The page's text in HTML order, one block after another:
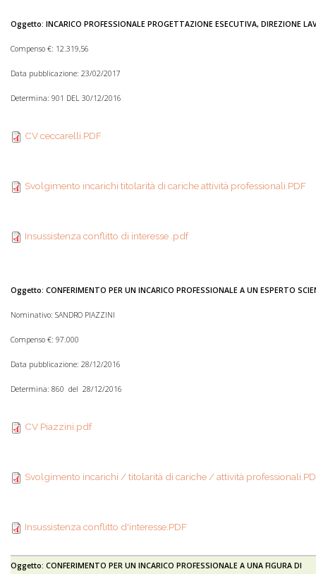
Oggetto: INCARICO PROFESSIONALE PROGETTAZIONE ESECUTIVA, DIREZIONE
Compenso €: 12.319,56
Data pubblicazione: 23/02/2017
Determina: 901 DEL 30/12/2016
CV ceccarelli.PDF
CV ceccarelli.PDF
Svolgimento incarichi
attività
Svolgimento incarichi titolarità di cariche attività professionali.PDF
Insussistenza conflitto
Insussistenza conflitto di interesse .pdf
Oggetto: CONFERIMENTO PER UN INCARICO PROFESSIONALE A UN ESPERTO
Nominativo: SANDRO PIAZZINI
Compenso €: 97.000
Data pubblicazione: 28/12/2016
Determina: 860 del 28/12/2016
CV Piazzini.pdf
CV Piazzini.pdf
Svolgimento incarichi /
attività
professionali.PDF
Svolgimento incarichi / titolarità di cariche / attività
Insussistenza conflitto
d'interesse.PDF
Insussistenza conflitto d'interesse.PDF
Oggetto: CONFERIMENTO PER UN INCARICO PROFESSIONALE A UNA FIGURA DI